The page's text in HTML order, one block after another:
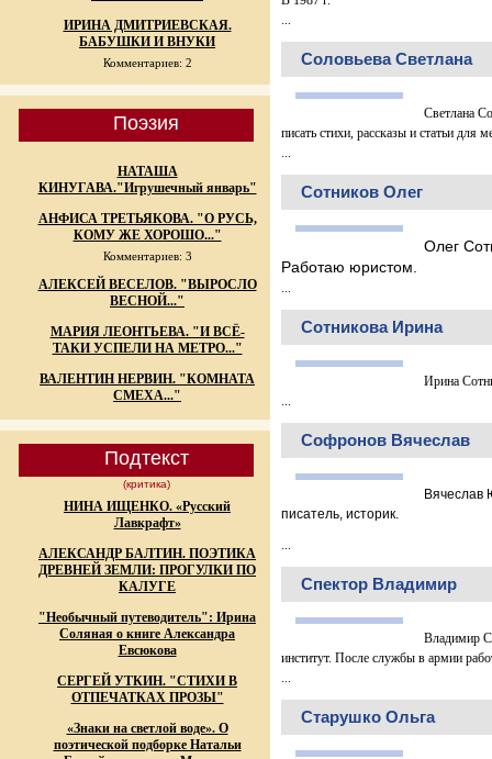
ИРИНА ДМИТРИЕВСКАЯ.
БАБУШКИ И ВНУКИ
Комментариев: 2
Поэзия
НАТАША
КИНУГАВА."Игрушечный январь"
АНФИСА ТРЕТЬЯКОВА. "О РУСЬ,
КОМУ ЖЕ ХОРОШО..."
Комментариев: 3
АЛЕКСЕЙ ВЕСЕЛОВ. "ВЫРОСЛО
ВЕСНОЙ..."
МАРИЯ ЛЕОНТЬЕВА. "И ВСЁ-
ТАКИ УСПЕЛИ НА МЕТРО..."
ВАЛЕНТИН НЕРВИН. "КОМНАТА
СМЕХА..."
Подтекст
(критика)
НИНА ИЩЕНКО. «Русский
Лавкрафт»
АЛЕКСАНДР БАЛТИН. ПОЭТИКА
ДРЕВНЕЙ ЗЕМЛИ: ПРОГУЛКИ ПО
КАЛУГЕ
"Необычный путеводитель": Ирина
Соляная о книге Александра
Евсюкова
СЕРГЕЙ УТКИН. "СТИХИ В
ОТПЕЧАТКАХ ПРОЗЫ"
«Знаки на светлой воде». О
поэтической подборке Натальи
...
Соловьева Светлана
Светлана
писать стихи, рассказы и статьи для
...
Сотников Олег
Олег
Работаю юристом.
...
Сотникова Ирина
Ирина
...
Софронов Вячеслав
Вячеслав
писатель, историк.
...
Спектор Владимир
Владимир
институт. После службы в армии
...
Старушко Ольга